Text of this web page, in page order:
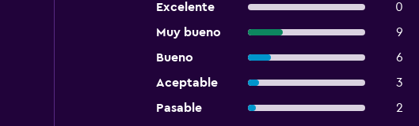
Excelente
0
Muy bueno
9
Bueno
6
Aceptable
3
Pasable
2